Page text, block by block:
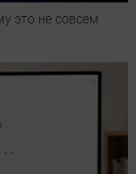
это не совсем